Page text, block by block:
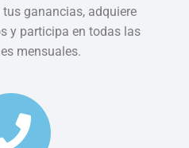
tus ganancias, adquiere
y participa en todas las
mensuales.